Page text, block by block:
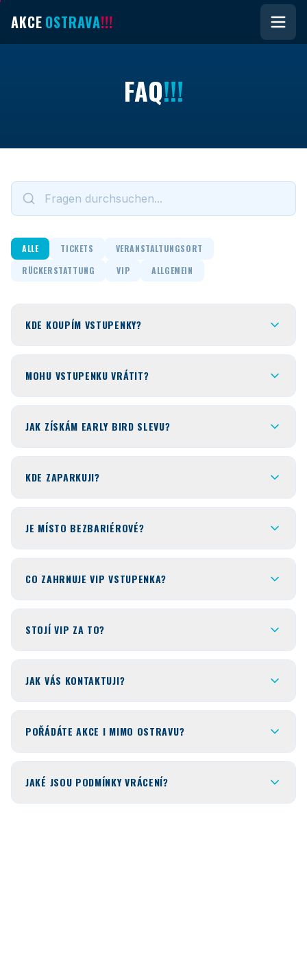
AKCE OSTRAVA!!!
FAQ!!!
ALLE TICKETS
VERANSTALTUNGSORT
RÜCKERSTATTUNG
VIP ALLGEMEIN
KDE KOUPÍM VSTUPENKY?
MOHU VSTUPENKU VRÁTIT?
JAK ZÍSKÁM EARLY BIRD SLEVU?
KDE ZAPARKUJI?
JE MÍSTO BEZBARIÉROVÉ?
CO ZAHRNUJE VIP VSTUPENKA?
STOJÍ VIP ZA TO?
JAK VÁS KONTAKTUJI?
POŘÁDÁTE AKCE I MIMO OSTRAVU?
JAKÉ JSOU PODMÍNKY VRÁCENÍ?